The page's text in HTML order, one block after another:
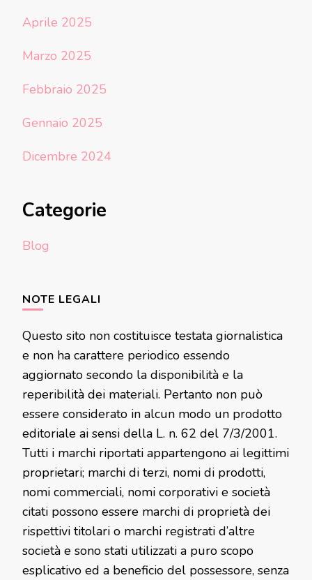
Aprile 2025
Marzo 2025
Febbraio 2025
Gennaio 2025
Dicembre 2024
Categorie
Blog
NOTE LEGALI
Questo sito non costituisce testata giornalistica
e non ha carattere periodico essendo
aggiornato secondo la disponibilità e la
reperibilità dei materiali. Pertanto non può
essere considerato in alcun modo un prodotto
editoriale ai sensi della L. n. 62 del 7/3/2001.
Tutti i marchi riportati appartengono ai legittimi
proprietari; marchi di terzi, nomi di prodotti,
nomi commerciali, nomi corporativi e società
citati possono essere marchi di proprietà dei
rispettivi titolari o marchi registrati d’altre
società e sono stati utilizzati a puro scopo
esplicativo ed a beneficio del possessore, senza